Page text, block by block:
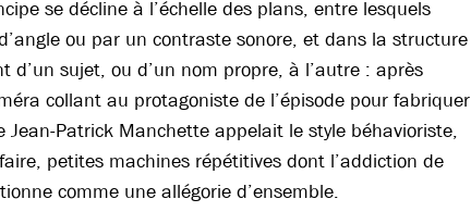
se décline à l’échelle des plans, entre lesquels
ou par un contraste sonore, et dans la structure
sujet, ou d’un nom propre, à l’autre : après
collant au protagoniste de l’épisode pour fabriquer
Patrick Manchette appelait le style béhavioriste,
petites machines répétitives dont l’addiction de
comme une allégorie d’ensemble.